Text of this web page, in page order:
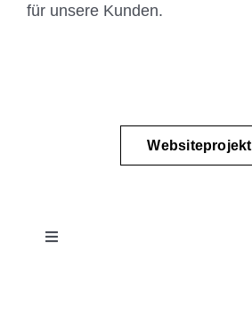
für unsere Kunden.
Websiteprojekt
Toggle